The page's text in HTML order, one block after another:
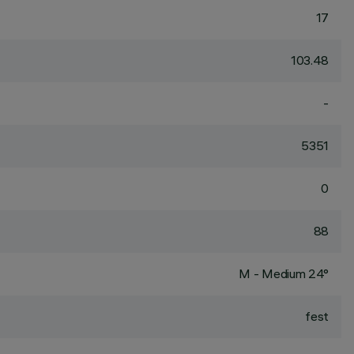
17
103.48
-
5351
0
88
M - Medium 24°
fest